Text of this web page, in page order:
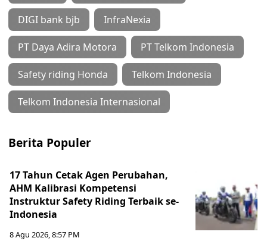
DIGI bank bjb InfraNexia
PT Daya Adira Motora PT Telkom Indonesia
Safety riding Honda Telkom Indonesia
Telkom Indonesia Internasional
Berita Populer
17 Tahun Cetak Agen Perubahan,
AHM Kalibrasi Kompetensi
Instruktur Safety Riding Terbaik se-
Indonesia
8 Agu 2026, 8:57 PM